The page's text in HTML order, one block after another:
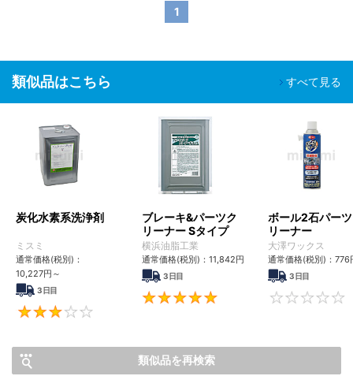
1
類似品はこちら すべて見る
炭化水素系洗浄剤
ミスミ
通常価格(税別)：
10,227円 ～
3日目
ブレーキ&パーツク
リーナー Sタイプ
横浜油脂工業
通常価格(税別)： 11,842円
3日目
5
ボール2石パー
リーナー
大澤ワックス
通常価格(税別)： 776
3日目
類似品を再検索